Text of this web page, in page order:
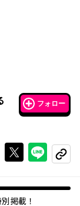
フォロー
Xで投稿する
ライン
コピー
掲載！